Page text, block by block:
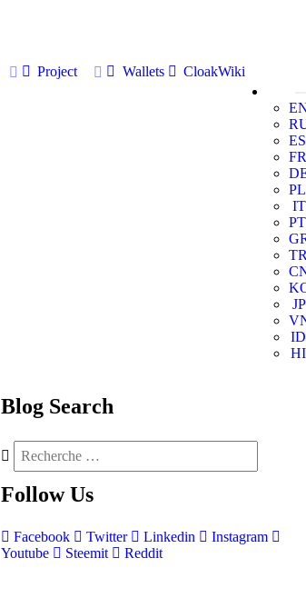
Project Wallets
CloakWiki
ES
FR
PL
IT
PT
JP
ID
HI
Blog Search
Follow Us
Facebook Twitter Linkedin
Instagram
Youtube
Steemit Reddit